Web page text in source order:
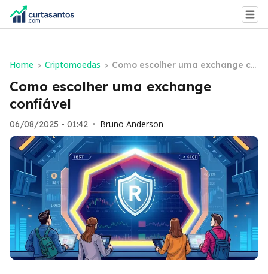
Home > Criptomoedas > Como escolher uma exchange co
Como escolher uma exchange
confiável
06/08/2025 - 01:42 • Bruno Anderson